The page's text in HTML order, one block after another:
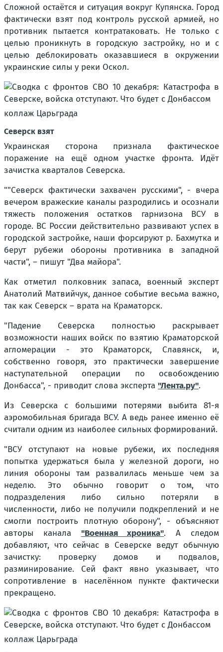
Сложной остаётся и ситуация вокруг Купянска. Город
фактически взят под контроль русской армией, но
противник пытается контратаковать. Не только с
целью проникнуть в городскую застройку, но и с
целью деблокировать оказавшиеся в окружении
украинские силы у реки Оскол.
коллаж Царьграда
Северск взят
Украинская сторона признала фактическое
поражение на ещё одном участке фронта. Идёт
зачистка кварталов Северска.
""Северск фактически захвачен русскими", - вчера
вечером вражеские каналы разродились и осознали
тяжесть положения остатков гарнизона ВСУ в
городе. ВС России действительно развивают успех в
городской застройке, наши форсируют р. Бахмутка и
берут рубежи обороны противника в западной
части", – пишут "Два майора".
Как отметил полковник запаса, военный эксперт
Анатолий Матвийчук, данное событие весьма важно,
так как Северск – врата на Краматорск.
"Падение Северска полностью раскрывает
возможности наших войск по взятию Краматорской
агломерации - это Краматорск, Славянск, и,
собственно говоря, это практически завершение
наступательной операции по освобождению
Донбасса", - приводит слова эксперта "Лента.ру".
Из Северска с большими потерями выбита 81-я
аэромобильная бригада ВСУ. А ведь ранее именно её
считали одним из наиболее сильных формирований.
"ВСУ отступают на новые рубежи, их последняя
попытка удержаться была у железной дороги, но
линия обороны там развалилась меньше чем за
неделю. Это обычно говорит о том, что
подразделения либо сильно потеряли в
численности, либо не получили подкреплений и не
смогли построить плотную оборону", - объясняют
авторы канала "Военная хроника". А следом
добавляют, что сейчас в Северске ведут обычную
зачистку: проверку домов и подвалов,
разминирование. Сей факт явно указывает, что
сопротивление в населённом пункте фактически
прекращено.
коллаж Царьграда